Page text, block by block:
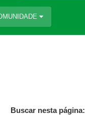
Buscar nesta página: